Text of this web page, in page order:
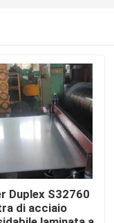
Duplex S32760
di acciaio